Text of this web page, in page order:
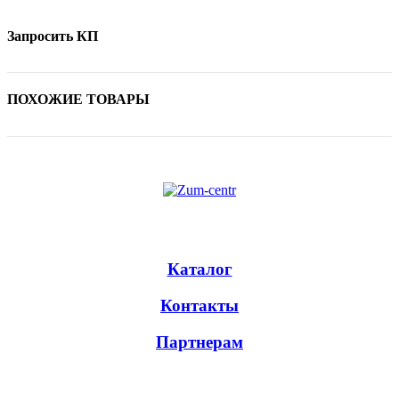
Запросить КП
ПОХОЖИЕ ТОВАРЫ
Каталог
Контакты
Партнерам